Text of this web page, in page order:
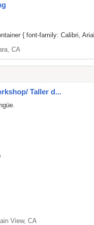
{ font-family: Calibri,
CA
Taller d...
View, CA